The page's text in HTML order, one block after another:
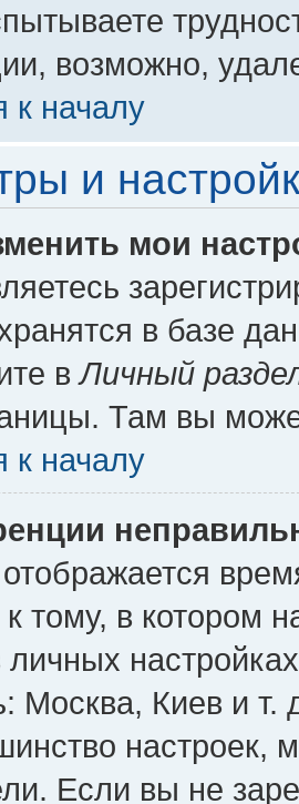
возможно,
к началу
и
мои
в базе
вЛичный
Там вы
к началу
к тому, в котором
личных
Москва, Киев и т.
настроек,
Если вы не